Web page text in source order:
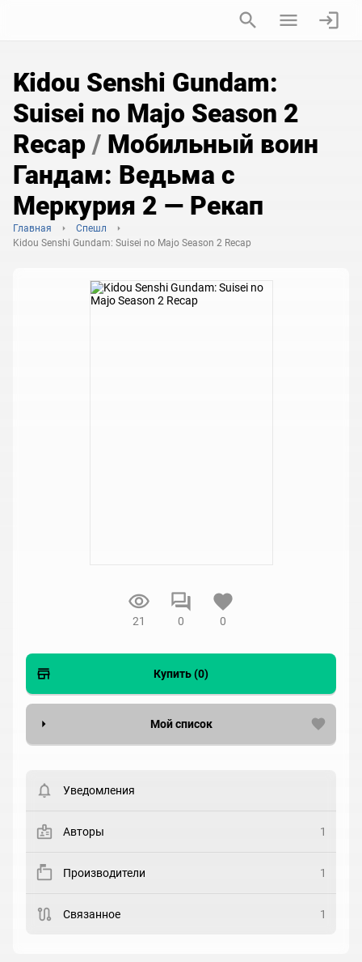
Kidou Senshi Gundam:
Suisei no Majo Season 2
Recap / Мобильный воин
Гандам: Ведьма с
Меркурия 2 — Рекап
Главная
Спешл
Kidou Senshi Gundam: Suisei no Majo Season 2 Recap
21 0 0
Купить (0)
Мой список
Статус
Рейтинг
Уведомления
Авторы 1
Производители 1
Связанное 1